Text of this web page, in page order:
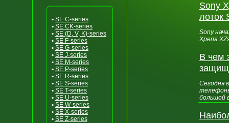
• SE C-series
• SE CK-series
• SE (D, V, K)-series
• SE F-series
• SE G-series
• SE J-series
• SE M-series
• SE P-series
• SE R-series
• SE S-series
• SE T-series
• SE U-series
• SE W-series
• SE X-series
• SE Z-series
Sony
лоток
Sony
Xperia
В чем
Сегодня
большой